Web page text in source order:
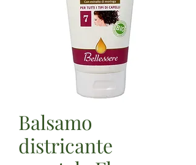
Balsamo
districante